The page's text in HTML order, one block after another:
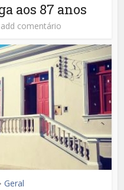
aos 87 anos
add comentário
• Geral